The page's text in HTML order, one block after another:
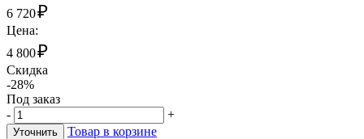
6 720₽
Цена:
4 800₽
Скидка
-28%
Под заказ
-
+
Уточнить
Товар в корзине